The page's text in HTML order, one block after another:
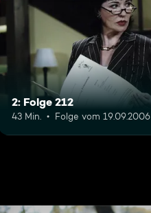
2: Folge 212
43 Min. Folge vom 19.09.2006